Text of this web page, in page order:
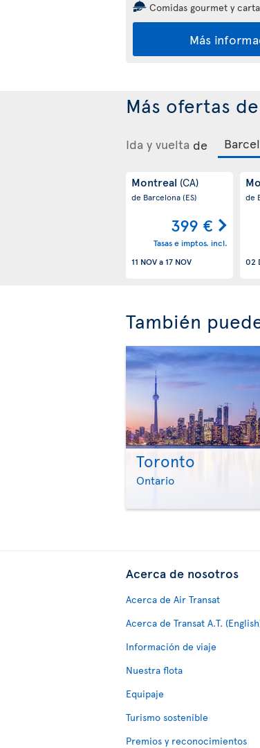
Comidas gourmet y
Más
Más ofertas
Ida y vuelta de
Montreal (CA)
de Barcelona(ES)
399 €
Tasas e imptos. incl.
11 NOVa17 NOV
de
02
También
Toronto
Ontario
Acerca de nosotros
Acerca de Air Transat
Acerca de Transat A.T.
Información de viaje
Nuestra flota
Equipaje
Turismo sostenible
Premios y reconocimientos